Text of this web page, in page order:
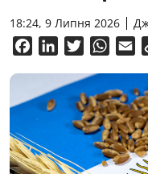
18:24, 9 Липня 2026
FacebookLinkedInTwitter